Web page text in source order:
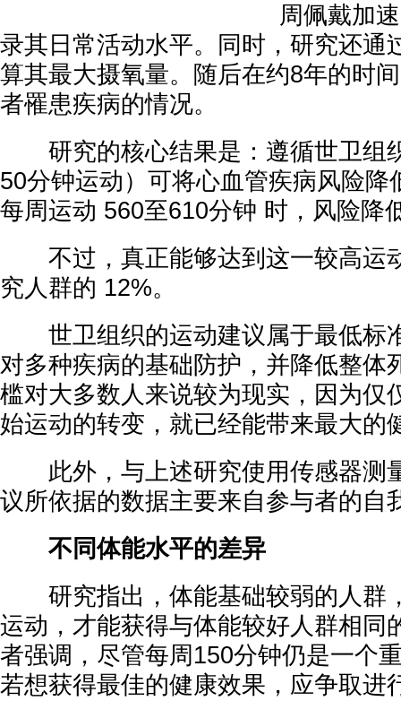
周佩戴加
录其日常活动水平。同时，研究还通
算其最大摄氧量。随后在约8年的时
者罹患疾病的情况。
研究的核心结果是：遵循世卫组
50分钟运动）可将心血管疾病风险降
每周运动 560至610分钟 时，风险降
不过，真正能够达到这一较高运
究人群的 12%。
世卫组织的运动建议属于最低标
对多种疾病的基础防护，并降低整体
槛对大多数人来说较为现实，因为仅
始运动的转变，就已经能带来最大的
此外，与上述研究使用传感器测
议所依据的数据主要来自参与者的自
不同体能水平的差异
研究指出，体能基础较弱的人群
运动，才能获得与体能较好人群相同
者强调，尽管每周150分钟仍是一个
若想获得最佳的健康效果，应争取进